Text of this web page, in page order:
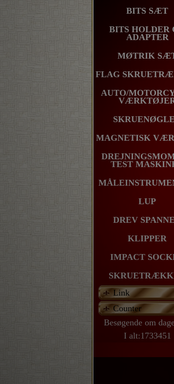
BITS SÆT
BITS HOLDER
ADAPTER
MØTRIK
FLAG
AUTO/
MAGNETISK
TEST
LUP
DREV
KLIPPER
IMPACT
Link
Counter
Besøgende om
I alt:1733451